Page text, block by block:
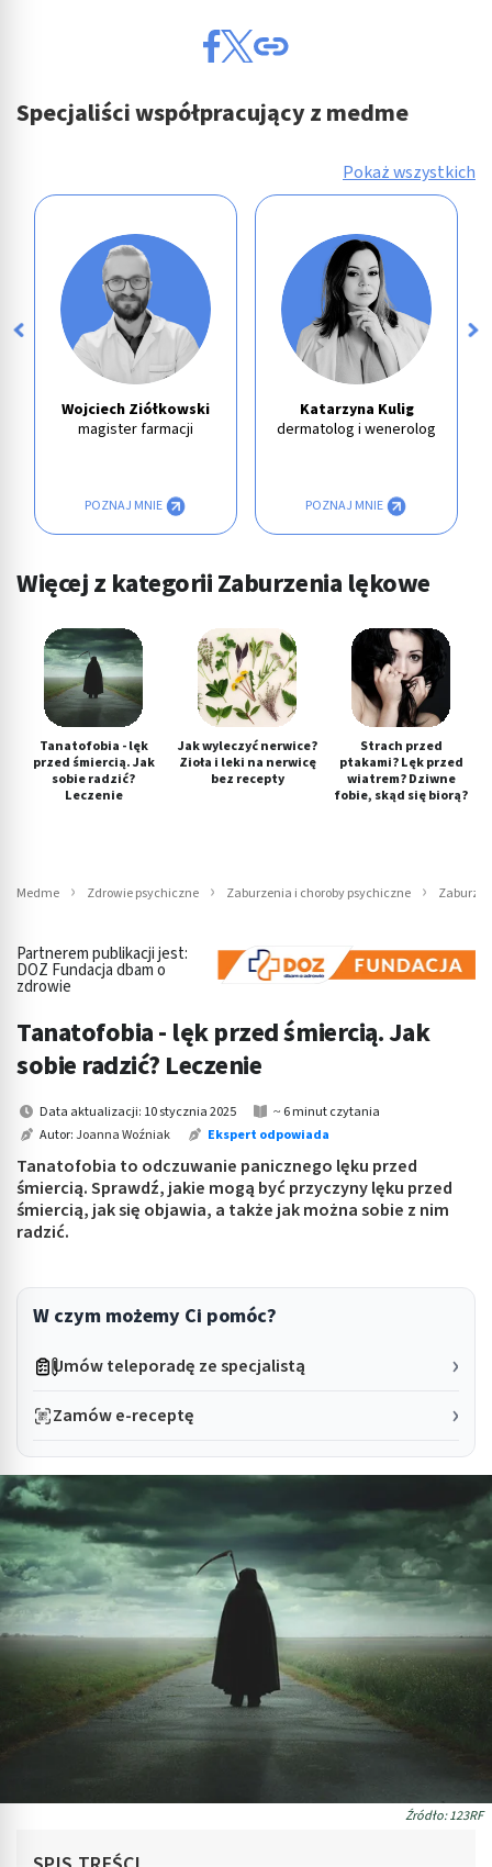
Specjaliści współpracujący z medme
Pokaż wszystkich
Wojciech Ziółkowski
magister farmacji
POZNAJ MNIE
Katarzyna Kulig
dermatolog i wenerolog
POZNAJ MNIE
Więcej z kategorii Zaburzenia lękowe
Tanatofobia - lęk
przed śmiercią. Jak
sobie radzić?
Leczenie
Jak wyleczyć nerwice?
Zioła i leki na nerwicę
bez recepty
Strach przed
ptakami? Lęk przed
wiatrem? Dziwne
fobie, skąd się biorą?
Medme Zdrowie psychiczne Zaburzenia i choroby psychiczne
Partnerem publikacji jest:
DOZ Fundacja dbam o
zdrowie
Tanatofobia - lęk przed śmiercią. Jak
sobie radzić? Leczenie
Data aktualizacji: 10 stycznia 2025
~ 6 minut czytania
Autor:Joanna Woźniak Ekspert odpowiada
Tanatofobia to odczuwanie panicznego lęku przed
śmiercią. Sprawdź, jakie mogą być przyczyny lęku przed
śmiercią, jak się objawia, a także jak można sobie z nim
radzić.
W czym możemy Ci pomóc?
Umów teleporadę ze specjalistą
Zamów e-receptę
Źródło: 123RF